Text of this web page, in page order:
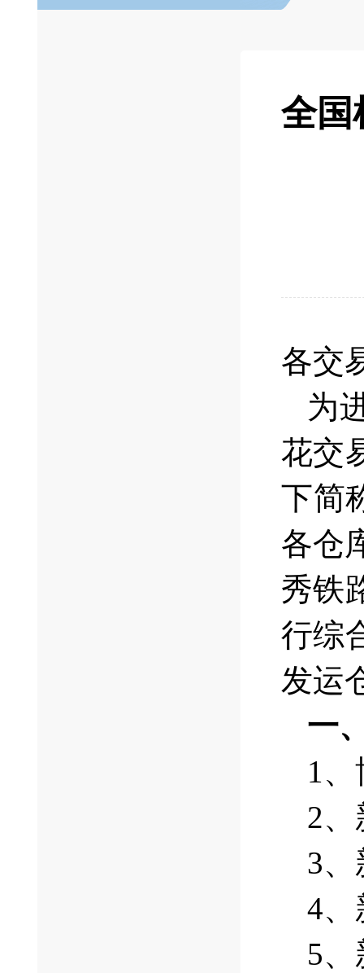
全国
各交
为
花交
下简
各仓
秀铁
行综
发运
一
1
2
3
4、
5